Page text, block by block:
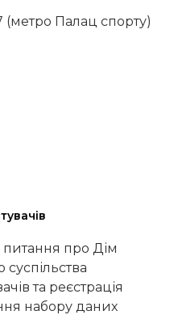
(метро Палац спорту)
про Дім
та реєстрація
набору даних